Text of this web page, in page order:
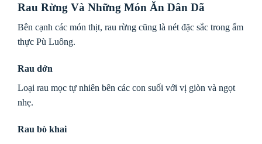
Rau Rừng Và Những Món Ăn Dân Dã
Bên cạnh các món thịt, rau rừng cũng là nét đặc sắc trong ẩm
thực Pù Luông.
Rau dớn
Loại rau mọc tự nhiên bên các con suối với vị giòn và ngọt
nhẹ.
Rau bò khai